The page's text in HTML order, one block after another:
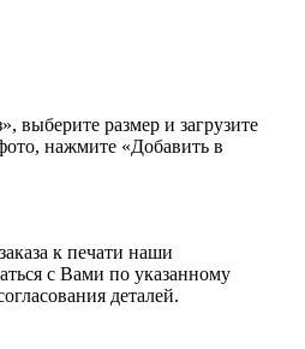
выберите размер и загрузите
нажмите «Добавить в
к печати наши
с Вами по указанному
деталей.